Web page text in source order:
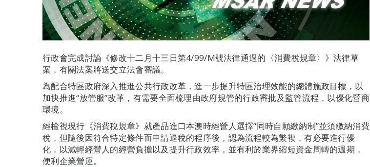
行政會完成討論《修改十二月十三日第4/99/M號法律通過的〈消費稅規章〉》法律草
案，有關法案將送交立法會審議。
為配合特區政府深入推進公共行政改革，進一步提升特區治理效能的總體施政目標，以
加快推進“放管服”改革，有需要全面梳理由政府規管的行政審批及監管流程，以優化營商
環境。
經檢視現行《消費稅規章》就產品進口本澳時經營人選擇“同時自願繳納制”並須繳納消費
稅，但隨後因符合特定條件而申請退稅的程序後，認為流程較為繁複，有必要進行優
化，以減輕經營人的經營負擔以及提升行政效率，並有利於業界縮短資金周轉的週期，
便利企業營運。